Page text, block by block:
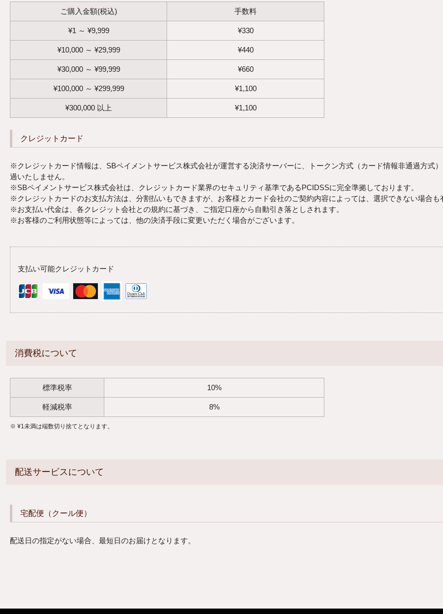
ご購入金額(税込) 手数料
¥1 ～ ¥9,999 ¥330
¥10,000 ～ ¥29,999 ¥440
¥30,000 ～ ¥99,999 ¥660
¥100,000 ～ ¥299,999 ¥1,100
¥300,000 以上 ¥1,100
クレジットカード
※クレジットカード情報は、SBペイメントサービス株式会社が運営する決済サーバーに、トークン方式（カード情報非通過方式
過いたしません。
※SBペイメントサービス株式会社は、クレジットカード業界のセキュリティ基準であるPCIDSSに完全準拠しております。
※クレジットカードのお支払方法は、分割払いもできますが、お客様とカード会社のご契約内容によっては、選択できない場合も
※お支払い代金は、各クレジット会社との規約に基づき、ご指定口座から自動引き落としされます。
※お客様のご利用状態等によっては、他の決済手段に変更いただく場合がございます。
支払い可能クレジットカード
消費税について
標準税率 10%
軽減税率 8%
¥1未満は端数切り捨てとなります。
配送サービスについて
宅配便（クール便）
配送日の指定がない場合、最短日のお届けとなります。